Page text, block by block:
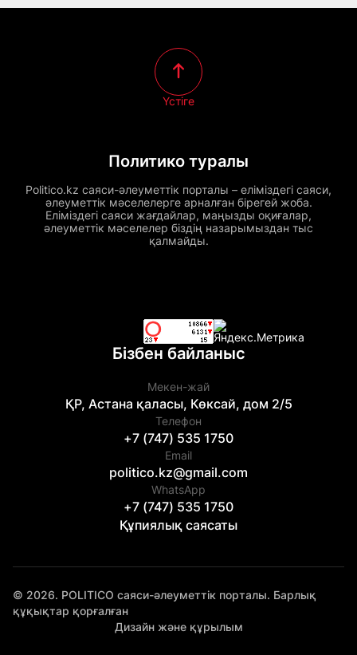
Политико туралы
Politico.kz саяси-әлеуметтік порталы – еліміздегі саяси,
әлеуметтік мәселелерге арналған бірегей жоба.
Еліміздегі саяси жағдайлар, маңызды оқиғалар,
әлеуметтік мәселелер біздің назарымыздан тыс
қалмайды.
Үстіге
Бізбен байланыс
Мекен-жай
ҚР, Астана қаласы, Көксай, дом 2/5
Телефон
+7 (747) 535 1750
Email
politico.kz@gmail.com
WhatsApp
+7 (747) 535 1750
Құпиялық саясаты
© 2026. POLITICO саяси-әлеуметтік порталы. Барлық
құқықтар қорғалған
Дизайн және құрылым